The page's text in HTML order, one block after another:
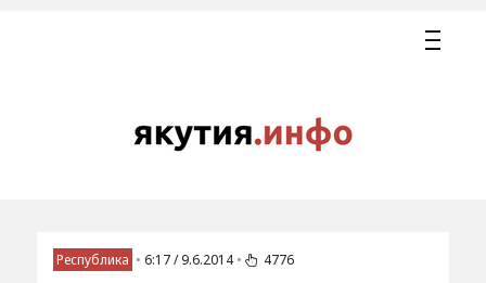
Республика • 6:17 / 9.6.2014 • 4776